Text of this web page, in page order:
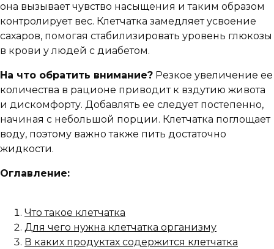
она вызывает чувство насыщения и таким образом
контролирует вес. Клетчатка замедляет усвоение
сахаров, помогая стабилизировать уровень глюкозы
в крови у людей с диабетом.
На что обратить внимание? Резкое увеличение ее
количества в рационе приводит к вздутию живота
и дискомфорту. Добавлять ее следует постепенно,
начиная с небольшой порции. Клетчатка поглощает
воду, поэтому важно также пить достаточно
жидкости.
Оглавление:
Что такое клетчатка
Для чего нужна клетчатка организму
В каких продуктах содержится клетчатка